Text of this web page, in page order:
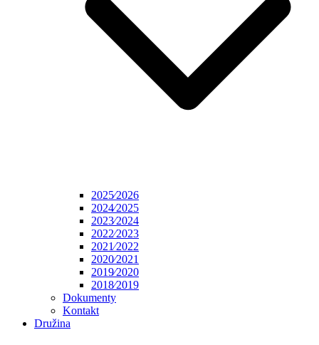
2025⁄2026
2024⁄2025
2023⁄2024
2022⁄2023
2021⁄2022
2020⁄2021
2019⁄2020
2018⁄2019
Dokumenty
Kontakt
Družina